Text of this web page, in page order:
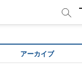
アーカイブ